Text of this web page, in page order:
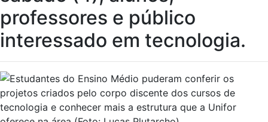
professores e público
interessado em tecnologia.